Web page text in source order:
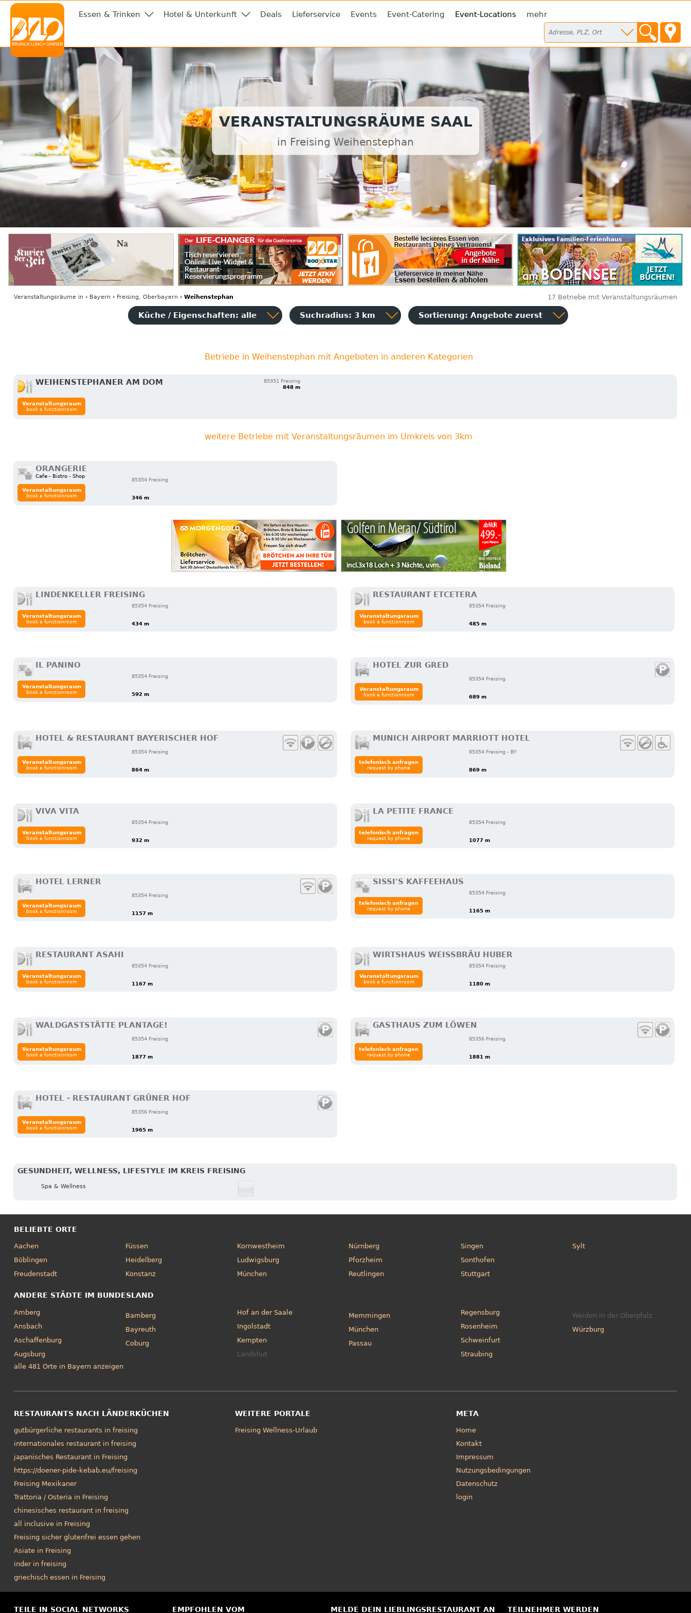
Essen & Trinken Hotel & Unterkunft Deals Lieferservice Events Event-Catering Event-Locations mehr
VERANSTALTUNGSRÄUME SAAL
in Freising Weihenstephan
Veranstaltungsräumein › Bayern › Freising, Oberbayern › Weihenstephan 17 Betriebe mit Veranstaltungsräumen
Küche / Eigenschaften: alle Suchradius: 3 km Sortierung: Angebote zuerst
Betriebe in Weihenstephan mit Angeboten in anderen Kategorien
WEIHENSTEPHANER AM DOM
85351 Freising
848 m
Veranstaltungsraum
book a functionroom
weitere Betriebe mit Veranstaltungsräumen im Umkreis von 3km
ORANGERIE
Cafe - Bistro - Shop
85354 Freising
346 m
Veranstaltungsraum
book a functionroom
LINDENKELLER FREISING
85354 Freising
434 m
Veranstaltungsraum
book a functionroom
RESTAURANT ETCETERA
85354 Freising
485 m
Veranstaltungsraum
book a functionroom
IL PANINO
85354 Freising
592 m
Veranstaltungsraum
book a functionroom
HOTEL ZUR GRED
85354 Freising
689 m
Veranstaltungsraum
book a functionroom
HOTEL & RESTAURANT BAYERISCHER HOF
85354 Freising
864 m
Veranstaltungsraum
book a functionroom
MUNICH AIRPORT MARRIOTT HOTEL
85354 Freising - BY
869 m
telefonisch anfragen
request by phone
VIVA VITA
85354 Freising
932 m
Veranstaltungsraum
book a functionroom
LA PETITE FRANCE
85354 Freising
1077 m
telefonisch anfragen
request by phone
HOTEL LERNER
85354 Freising
1157 m
Veranstaltungsraum
book a functionroom
SISSI'S KAFFEEHAUS
85354 Freising
1165 m
telefonisch anfragen
request by phone
RESTAURANT ASAHI
85354 Freising
1167 m
Veranstaltungsraum
book a functionroom
WIRTSHAUS WEISSBRÄU HUBER
85354 Freising
1180 m
Veranstaltungsraum
book a functionroom
WALDGASTSTÄTTE PLANTAGE!
85354 Freising
1877 m
Veranstaltungsraum
book a functionroom
GASTHAUS ZUM LÖWEN
85356 Freising
1881 m
telefonisch anfragen
request by phone
HOTEL - RESTAURANT GRÜNER HOF
85356 Freising
1965 m
Veranstaltungsraum
book a functionroom
GESUNDHEIT, WELLNESS, LIFESTYLE IM KREIS FREISING
Spa & Wellness
BELIEBTE ORTE
Aachen
Böblingen
Freudenstadt
Füssen
Heidelberg
Konstanz
Kornwestheim
Ludwigsburg
München
Nürnberg
Pforzheim
Reutlingen
Singen
Sonthofen
Stuttgart
Sylt
ANDERE STÄDTE IM BUNDESLAND
Amberg
Ansbach
Aschaffenburg
Augsburg
Bamberg
Bayreuth
Coburg
Hof an der Saale
Ingolstadt
Kempten
Landshut
Memmingen
München
Passau
Regensburg
Rosenheim
Schweinfurt
Straubing
Weiden in der Oberpfalz
Würzburg
alle 481 Orte in Bayern anzeigen
RESTAURANTS NACH LÄNDERKÜCHEN
gutbürgerliche restaurants in freising
internationales restaurant in freising
japanisches Restaurant in Freising
https://doener-pide-kebab.eu/freising
Freising Mexikaner
Trattoria / Osteria in Freising
chinesisches restaurant in freising
all inclusive in Freising
Freising sicher glutenfrei essen gehen
Asiate in Freising
inder in freising
griechisch essen in Freising
WEITERE PORTALE
Freising Wellness-Urlaub
META
Home
Kontakt
Impressum
Nutzungsbedingungen
Datenschutz
login
TEILE IN SOCIAL NETWORKS EMPFOHLEN VOM MELDE DEIN LIEBLINGSRESTAURANT AN TEILNEHMER WERDEN